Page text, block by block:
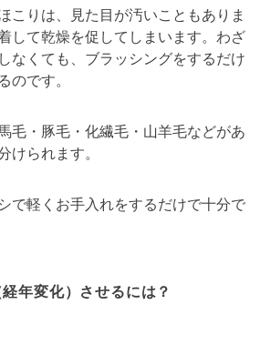
こりは、見た目が汚いこともありま
して乾燥を促してしまいます。わざ
なくても、ブラッシングをするだけ
のです。
毛・豚毛・化繊毛・山羊毛などがあ
けられます。
で軽くお手入れをするだけで十分で
年変化）させるには？